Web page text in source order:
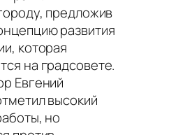
предложив
развития
которая
на градсовете.
Евгений
высокий
но